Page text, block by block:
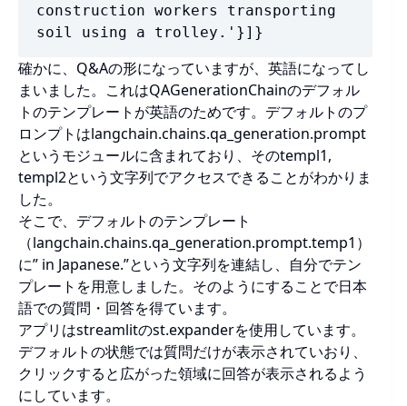
construction workers transporting
soil using a trolley.'}]}
確かに、Q&Aの形になっていますが、英語になってし
まいました。これはQAGenerationChainのデフォル
トのテンプレートが英語のためです。デフォルトのプ
ロンプトはlangchain.chains.qa_generation.prompt
というモジュールに含まれており、そのtempl1,
templ2という文字列でアクセスできることがわかりま
した。
そこで、デフォルトのテンプレート
（langchain.chains.qa_generation.prompt.temp1）
に” in Japanese.”という文字列を連結し、自分でテン
プレートを用意しました。そのようにすることで日本
語での質問・回答を得ています。
アプリはstreamlitのst.expanderを使用しています。
デフォルトの状態では質問だけが表示されていおり、
クリックすると広がった領域に回答が表示されるよう
にしています。